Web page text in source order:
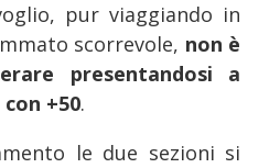
pur viaggiando in
scorrevole, non è
presentandosi a
+50.
le due sezioni si